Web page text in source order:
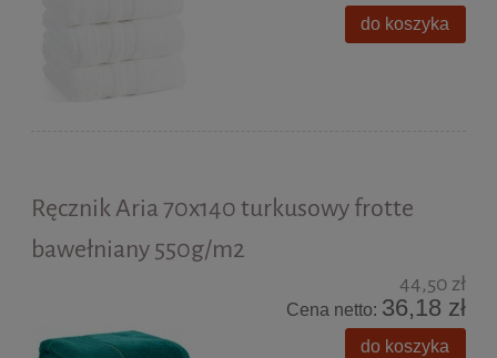
do koszyka
Ręcznik Aria 70x140 turkusowy frotte
bawełniany 550g/m2
44,50 zł
Cena netto: 36,18 zł
do koszyka